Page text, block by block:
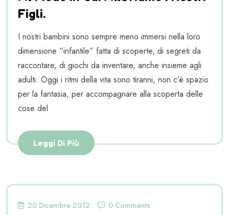
Figli.
I nostri bambini sono sempre meno immersi nella loro
dimensione “infantile” fatta di scoperte, di segreti da
raccontare, di giochi da inventare, anche insieme agli
adulti. Oggi i ritmi della vita sono tiranni, non c’è spazio
per la fantasia, per accompagnare alla scoperta delle
cose del
Leggi Di Più
20 Dicembre 2012 0 Comments